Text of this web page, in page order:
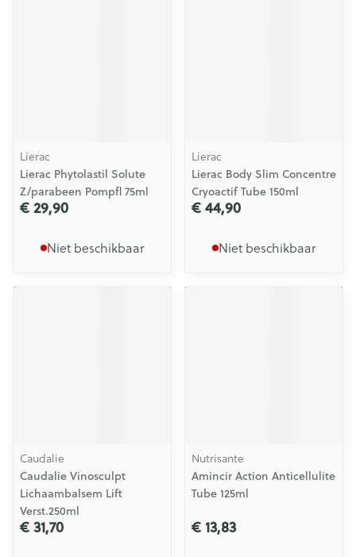
Lierac
Lierac Phytolastil Solute
Z/parabeen Pompfl 75ml
€ 29,90
Niet beschikbaar
Lierac
Lierac Body Slim Concentre
Cryoactif Tube 150ml
€ 44,90
Niet beschikbaar
Caudalie
Caudalie Vinosculpt
Lichaambalsem Lift
Verst.250ml
€ 31,70
Nutrisante
Amincir Action Anticellulite
Tube 125ml
€ 13,83